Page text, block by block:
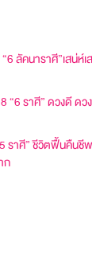
ลัคนาราศี”เสน่ห์เ
ราศี” ดวงดี ดว
ราศี” ชีวิตฟื้นคืน
ก